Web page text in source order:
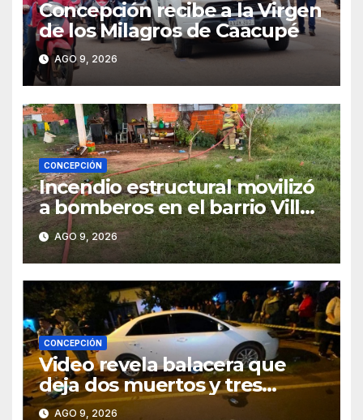
Concepción recibe a la Virgen
de los Milagros de Caacupé
AGO 9, 2026
CONCEPCIÓN
Incendio estructural movilizó
a bomberos en el barrio Villa
Alta
AGO 9, 2026
CONCEPCIÓN
Video revela balacera que
deja dos muertos y tres
heridos en Tava’ i, Caazapá
AGO 9, 2026